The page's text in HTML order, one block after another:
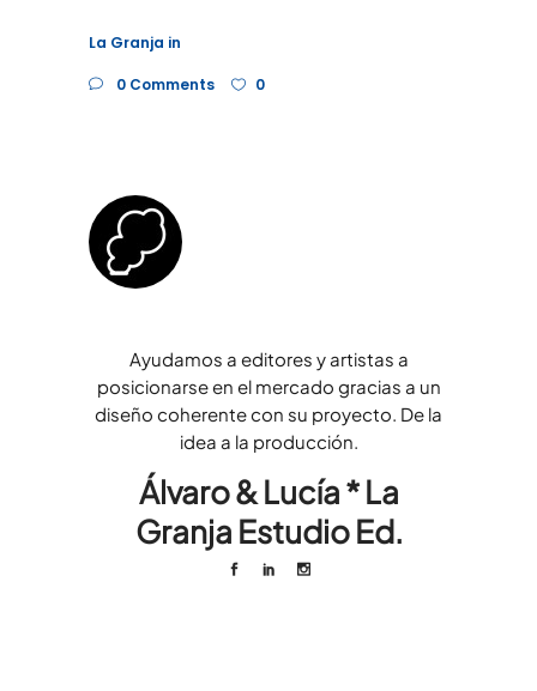
La Granja in
0 Comments 0
Ayudamos a editores y artistas a
posicionarse en el mercado gracias a un
diseño coherente con su proyecto. De la
idea a la producción.
Álvaro & Lucía * La
Granja Estudio Ed.